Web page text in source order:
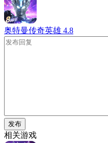
奥特曼传奇英雄 4.8
发布
相关游戏